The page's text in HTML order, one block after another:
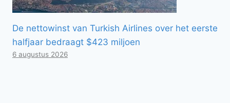
De nettowinst van Turkish Airlines over het eerste
halfjaar bedraagt ​​$423 miljoen
6 augustus 2026